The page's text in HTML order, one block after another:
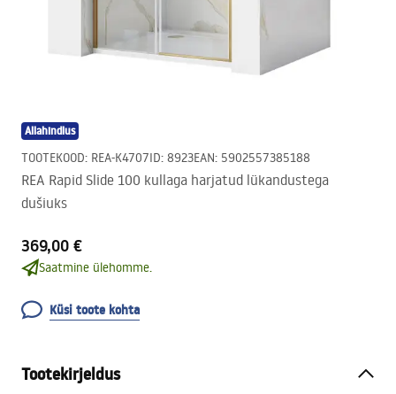
Allahindlus
TOOTEKOOD: REA-K4707ID: 8923EAN: 5902557385188
REA Rapid Slide 100 kullaga harjatud lükandustega
dušiuks
369,00 €
Saatmine ülehomme.
Küsi toote kohta
Tootekirjeldus